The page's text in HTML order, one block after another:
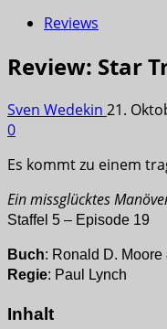
Reviews
Review: Star
Sven Wedekin 21.
0
Es kommt zu einem
Ein missglücktes
Staffel 5 – Episode 19
Buch: Ronald D.
Regie: Paul Lynch
Inhalt